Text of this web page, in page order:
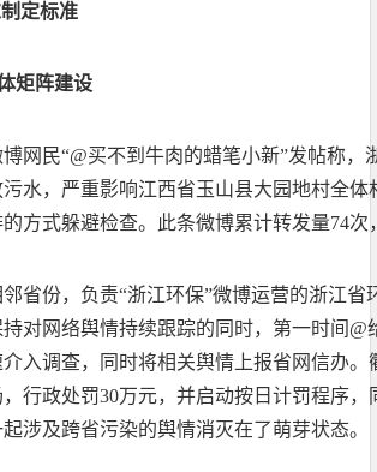
定标准
矩阵建设
网民“@买不到牛肉的蜡笔小新”发帖称，
水，严重影响江西省玉山县大园地村全
方式躲避检查。此条微博累计转发量74次
省份，负责“浙江环保”微博运营的浙江
对网络舆情持续跟踪的同时，第一时间@
入调查，同时将相关舆情上报省网信办
行政处罚30万元，并启动按日计罚程序
涉及跨省污染的舆情消灭在了萌芽状态。